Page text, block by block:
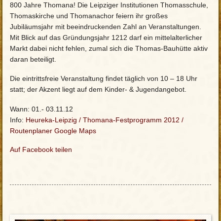
800 Jahre Thomana! Die Leipziger Institutionen Thomasschule,
Thomaskirche und Thomanachor feiern ihr großes
Jubiläumsjahr mit beeindruckenden Zahl an Veranstaltungen.
Mit Blick auf das Gründungsjahr 1212 darf ein mittelalterlicher
Markt dabei nicht fehlen, zumal sich die Thomas-Bauhütte aktiv
daran beteiligt.
Die eintrittsfreie Veranstaltung findet täglich von 10 – 18 Uhr
statt; der Akzent liegt auf dem Kinder- & Jugendangebot.
Wann: 01.- 03.11.12
Info: Heureka-Leipzig / Thomana-Festprogramm 2012 /
Routenplaner Google Maps
Auf Facebook teilen